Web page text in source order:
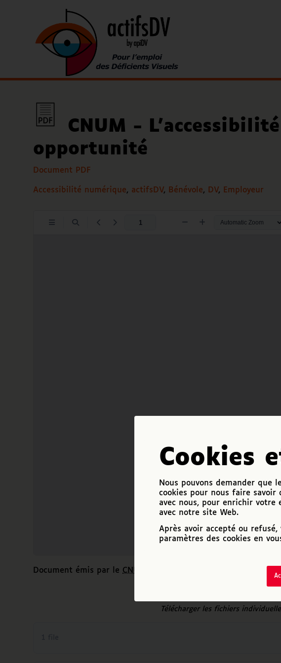
Cookies
Nous pouvons demander que
cookies pour nous faire savoir
avec nous, pour enrichir
avec notre site Web.
Après avoir accepté ou
paramètres des cookies en
CNUM -
opportunité
Document PDF
Accessibilité numérique, actifsDV, Bénévole, DV, Employeur
Document émis par le CNUM
Télécharger les fichiers